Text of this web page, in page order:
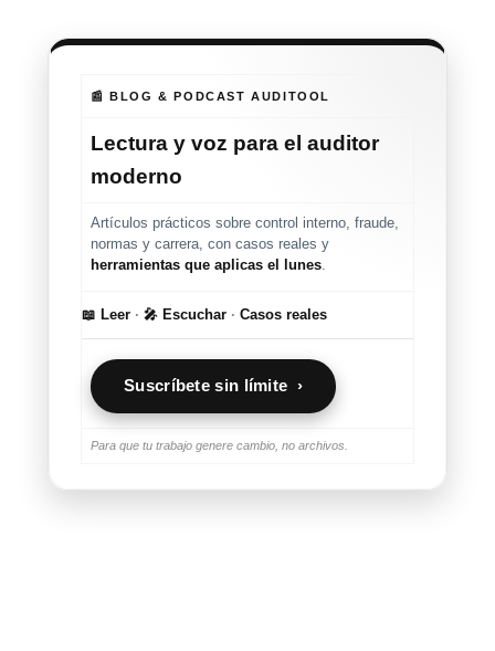
📰 BLOG & PODCAST AUDITOOL
Lectura y voz para el auditor
moderno
Artículos prácticos sobre control interno, fraude,
normas y carrera, con casos reales y
herramientas que aplicas el lunes.
📖 Leer · 🎤 Escuchar · Casos reales
Suscríbete sin límite ›
Para que tu trabajo genere cambio, no archivos.